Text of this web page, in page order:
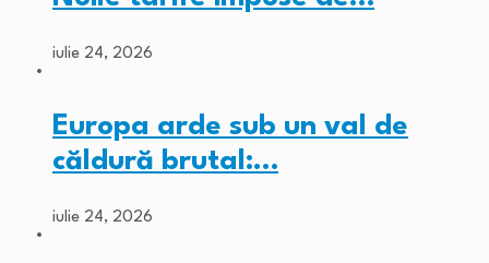
iulie 24, 2026
Europa arde sub un val de
căldură brutal:…
iulie 24, 2026